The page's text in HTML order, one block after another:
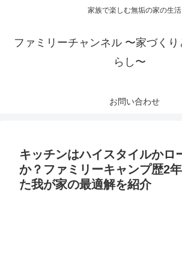
家族で楽しむ無垢の家の生活
ファミリーチャンネル 〜家づく
らし〜
お問い合わせ
キッチンはハイスタイルかロ
か？ファミリーキャンプ歴2
た我が家の最適解を紹介